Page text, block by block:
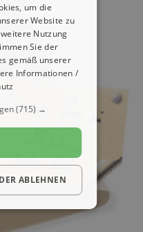
um die
Website zu
Nutzung
Sie der
gemäß unserer
Informationen /
(715) →
ABLEHNEN